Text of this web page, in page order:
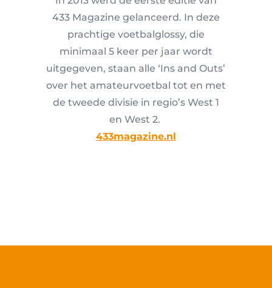
433 Magazine gelanceerd. In deze
prachtige voetbalglossy, die
minimaal 5 keer per jaar wordt
uitgegeven, staan alle ‘Ins and Outs’
over het amateurvoetbal tot en met
de tweede divisie in regio’s West 1
en West 2.
433magazine.nl